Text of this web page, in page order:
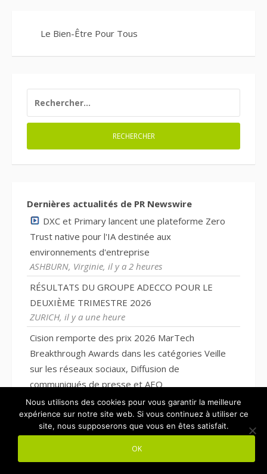
Le Bien-Être Pour Tous
Dernières actualités de PR Newswire
DXC et Primary lancent une plateforme Zero
Trust native pour l'IA destinée aux
environnements d'entreprise
ASHBURN, Virginie, il y a 2 heures
RÉSULTATS DU GROUPE ADECCO POUR LE
DEUXIÈME TRIMESTRE 2026
ZURICH, il y a une heure
Cision remporte des prix 2026 MarTech
Breakthrough Awards dans les catégories Veille
sur les réseaux sociaux, Diffusion de
communiqués de presse et AEO
CHICAGO, il y a 2 heures
La septième édition de l'Open Storage Summit de
Supermicro rassemble 21 partenaires de
l'écosystème, afin de partager des conseils
pratiques sur le déploiement à grande échelle de
Nous utilisons des cookies pour vous garantir la meilleure
expérience sur notre site web. Si vous continuez à utiliser ce
site, nous supposerons que vous en êtes satisfait.
OK